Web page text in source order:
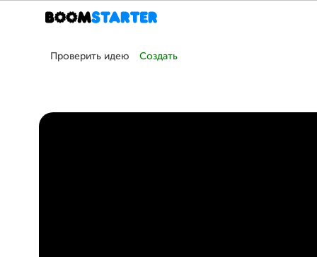
Проверить идею Создать